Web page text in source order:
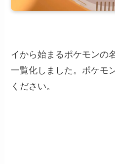
イから始まるポケモンの
一覧化しました。ポケモ
ください。